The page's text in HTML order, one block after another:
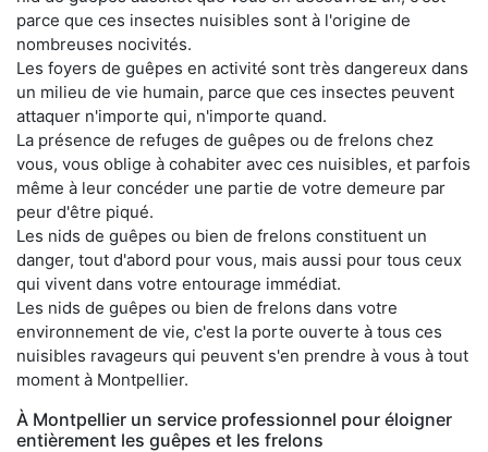
parce que ces insectes nuisibles sont à l'origine de
nombreuses nocivités.
Les foyers de guêpes en activité sont très dangereux dans
un milieu de vie humain, parce que ces insectes peuvent
attaquer n'importe qui, n'importe quand.
La présence de refuges de guêpes ou de frelons chez
vous, vous oblige à cohabiter avec ces nuisibles, et parfois
même à leur concéder une partie de votre demeure par
peur d'être piqué.
Les nids de guêpes ou bien de frelons constituent un
danger, tout d'abord pour vous, mais aussi pour tous ceux
qui vivent dans votre entourage immédiat.
Les nids de guêpes ou bien de frelons dans votre
environnement de vie, c'est la porte ouverte à tous ces
nuisibles ravageurs qui peuvent s'en prendre à vous à tout
moment à Montpellier.
À Montpellier un service professionnel pour éloigner
entièrement les guêpes et les frelons